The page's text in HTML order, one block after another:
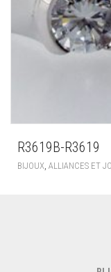
R3619B-R3619
BIJOUX ALLIANCES ET